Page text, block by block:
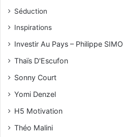
Séduction
Inspirations
Investir Au Pays – Philippe SIMO
Thaïs D'Escufon
Sonny Court
Yomi Denzel
H5 Motivation
Théo Malini